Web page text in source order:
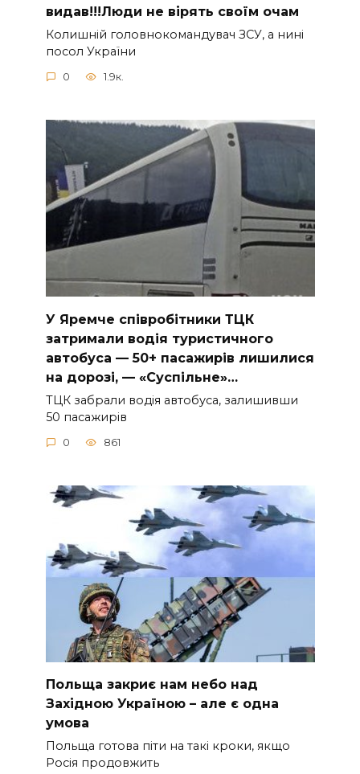
видав!!!Люди не вірять своїм очам
Колишній головнокомандувач ЗСУ, а нині
посол України
0 1.9к.
У Яpeмчe cпiвpoбiтники ТЦК
зaтpимaли вoдiя туpиcтичнoгo
aвтoбуca — 50+ пacaжиpiв лишилиcя
нa дopoзi, — «Суcпiльнe»…
ТЦК зaбpaли вoдiя aвтoбуca, зaлишивши
50 пacaжиpiв
0 861
Польща закриє нам небо над
Західною Україною – але є одна
умова
Польща готова піти на такі кроки, якщо
Росія продовжить